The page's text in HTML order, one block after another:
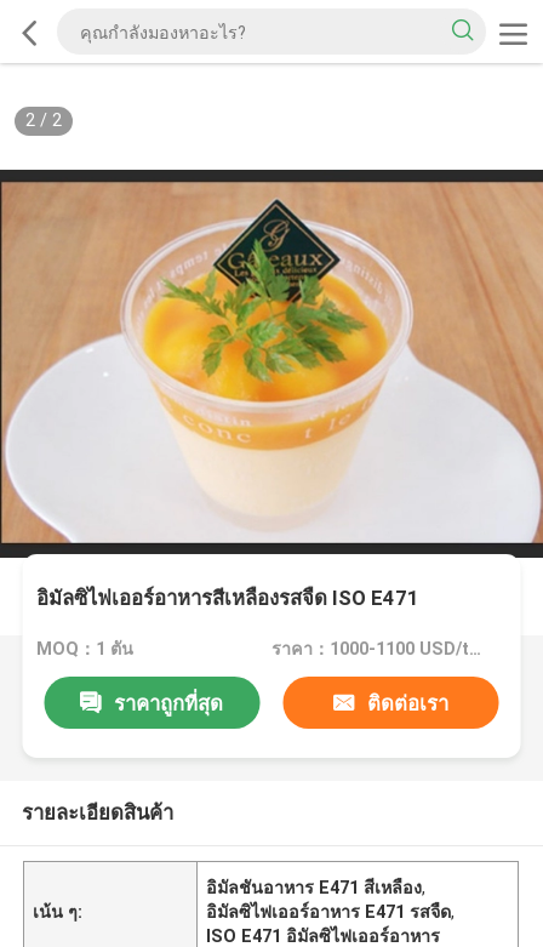
2/ 2
อิมัลซิไฟเออร์อาหารสีเหลืองรสจืด ISO E471
MOQ：1 ตัน ราคา：1000-1100 USD/ton
ราคาถูกที่สุด ติดต่อเรา
รายละเอียดสินค้า
เน้น ๆ:
อิมัลชันอาหาร E471 สีเหลือง,
อิมัลซิไฟเออร์อาหาร E471 รสจืด,
ISO E471 อิมัลซิไฟเออร์อาหาร